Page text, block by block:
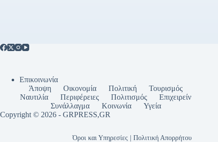
Επικοινωνία
Άποψη
Οικονομία Πολιτική
Τουρισμός
Ναυτιλία
Περιφέρειες Πολιτισμός
Επιχειρείν
Συνάλλαγμα
Κοινωνία
Υγεία
Copyright © 2026 - GRPRESS,GR
Όροι και Υπηρεσίες | Πολιτική Απορρήτου